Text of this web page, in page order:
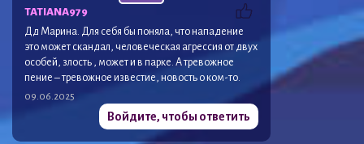
TATIANА979
Дд Марина. Для себя бы поняла, что нападение
это может скандал, человеческая агрессия от двух
особей, злость , может и в парке. А тревожное
пение – тревожное известие, новость о ком-то.
09.06.2025
Войдите, чтобы ответить